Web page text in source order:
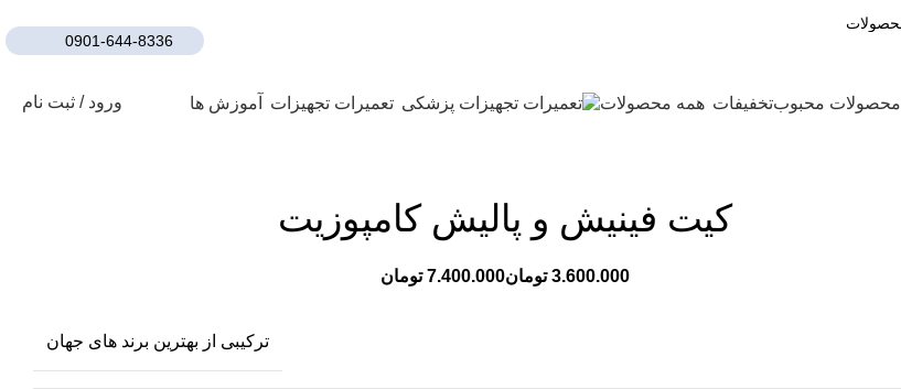
0901-644-8336
محصولات محبوبتخفیفات همه محصولات تعمیرات تجهیزات آموزش ها ورود / ثبت نام
کیت فینیش و پالیش کامپوزیت
تومان تومان
ترکیبی از بهترین برند های جهان